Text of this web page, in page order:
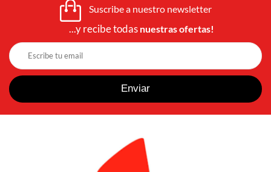
Suscribe a nuestro newsletter
...y recibe todas nuestras ofertas!